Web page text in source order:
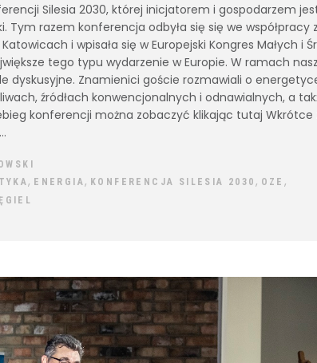
Silesia 2030, której inicjatorem i gospodarzem
Tym razem konferencja odbyła się się we współpracy
i wpisała się w Europejski Kongres Małych i
tego typu wydarzenie w Europie. W ramach
dyskusyjne. Znamienici goście rozmawiali o
źródłach konwencjonalnych i odnawialnych, a
konferencji można zobaczyć klikając tutaj
, ENERGIA , KONFERENCJA SILESIA 2030 , OZE ,